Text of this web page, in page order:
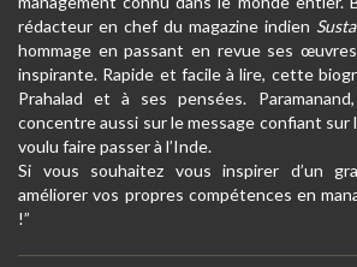
rédacteur en chef du magazine indien
hommage en passant en revue ses
inspirante. Rapide et facile à lire, cette
Prahalad et à ses pensées.
concentre aussi sur le message confiant sur
voulu faire passer à l’Inde.
Si vous souhaitez vous inspirer d’un
améliorer vos propres compétences en
!”